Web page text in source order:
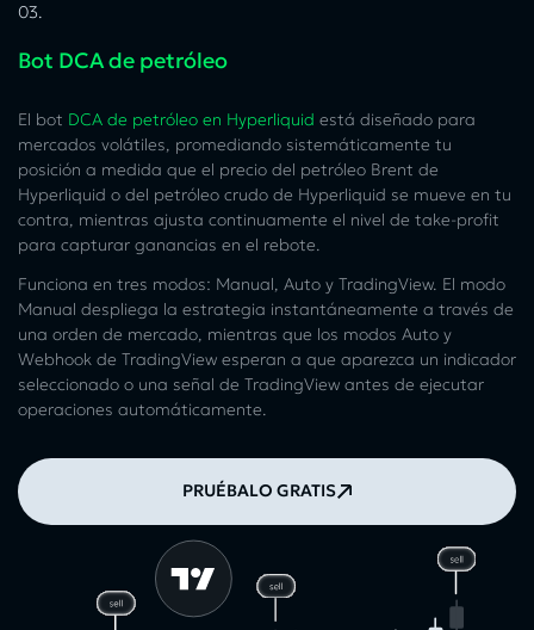
03.
Bot DCA de petróleo
El bot DCA de petróleo en Hyperliquid está diseñado para
mercados volátiles, promediando sistemáticamente tu
posición a medida que el precio del petróleo Brent de
Hyperliquid o del petróleo crudo de Hyperliquid se mueve en tu
contra, mientras ajusta continuamente el nivel de take-profit
para capturar ganancias en el rebote.
Funciona en tres modos: Manual, Auto y TradingView. El modo
Manual despliega la estrategia instantáneamente a través de
una orden de mercado, mientras que los modos Auto y
Webhook de TradingView esperan a que aparezca un indicador
seleccionado o una señal de TradingView antes de ejecutar
operaciones automáticamente.
PRUÉBALO GRATIS